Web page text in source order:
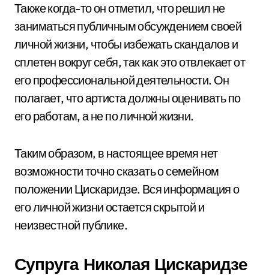
Также когда-то он отметил, что решил не
заниматься публичным обсуждением своей
личной жизни, чтобы избежать скандалов и
сплетен вокруг себя, так как это отвлекает от
его профессиональной деятельности. Он
полагает, что артиста должны оценивать по
его работам, а не по личной жизни.
Таким образом, в настоящее время нет
возможности точно сказать о семейном
положении Цискаридзе. Вся информация о
его личной жизни остается скрытой и
неизвестной публике.
Супруга Николая Цискаридзе